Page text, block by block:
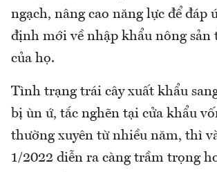
ngạch, nâng cao năng lực để đáp
định mới về nhập khẩu nông sản
của họ.
Tình trạng trái cây xuất khẩu
bị ùn ứ, tắc nghẽn tại cửa khẩu
thường xuyên từ nhiều năm, thì
1/2022 diễn ra càng trầm trọng